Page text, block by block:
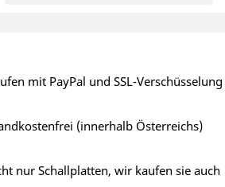
mit PayPal und SSL-Verschüsselung
(innerhalb Österreichs)
nur Schallplatten, wir kaufen sie auch